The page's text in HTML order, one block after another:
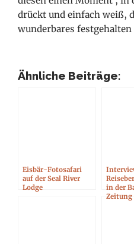
drückt und einfach weiß,
wunderbares festgehalten
Ähnliche Beiträge:
Eisbär-Fotosafari
auf der Seal River
Lodge
in der
Zeitung